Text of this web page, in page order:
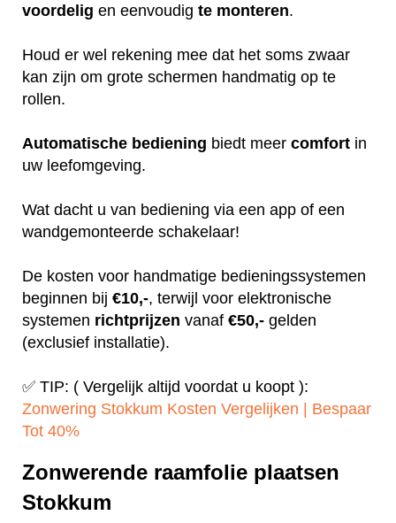
voordelig en eenvoudig te monteren.
Houd er wel rekening mee dat het soms zwaar
kan zijn om grote schermen handmatig op te
rollen.
Automatische bediening biedt meer comfort in
uw leefomgeving.
Wat dacht u van bediening via een app of een
wandgemonteerde schakelaar!
De kosten voor handmatige bedieningssystemen
beginnen bij €10,-, terwijl voor elektronische
systemen richtprijzen vanaf €50,- gelden
(exclusief installatie).
✅ TIP: ( Vergelijk altijd voordat u koopt ):
Zonwering Stokkum Kosten Vergelijken | Bespaar
Tot 40%‎
Zonwerende raamfolie plaatsen
Stokkum